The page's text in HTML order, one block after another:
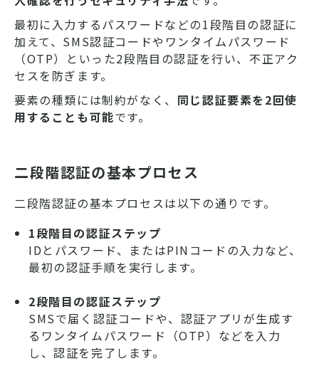
最初に入力するパスワードなどの1段階目の認証に
加えて、SMS認証コードやワンタイムパスワード
（OTP）といった2段階目の認証を行い、不正アク
セスを防ぎます。
要素の種類には制約がなく、 同じ認証要素を2回使
用することも可能です。
二段階認証の基本プロセス
二段階認証の基本プロセスは以下の通りです。
1段階目の認証ステップ
IDとパスワード、またはPINコードの入力など、
最初の認証手順を実行します。
2段階目の認証ステップ
SMSで届く認証コードや、認証アプリが生成す
るワンタイムパスワード（OTP）などを入力
し、認証を完了します。